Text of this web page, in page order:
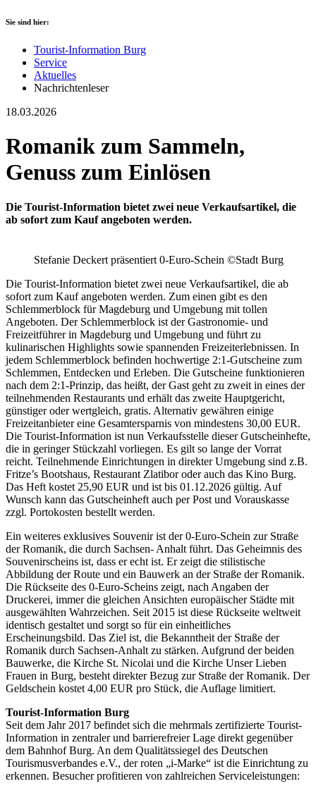
Sie sind hier:
Tourist-Information Burg
Service
Aktuelles
Nachrichtenleser
18.03.2026
Romanik zum Sammeln,
Genuss zum Einlösen
Die Tourist-Information bietet zwei neue Verkaufsartikel, die
ab sofort zum Kauf angeboten werden.
Stefanie Deckert präsentiert 0-Euro-Schein ©Stadt Burg
Die Tourist-Information bietet zwei neue Verkaufsartikel, die ab
sofort zum Kauf angeboten werden. Zum einen gibt es den
Schlemmerblock für Magdeburg und Umgebung mit tollen
Angeboten. Der Schlemmerblock ist der Gastronomie- und
Freizeitführer in Magdeburg und Umgebung und führt zu
kulinarischen Highlights sowie spannenden Freizeiterlebnissen. In
jedem Schlemmerblock befinden hochwertige 2:1-Gutscheine zum
Schlemmen, Entdecken und Erleben. Die Gutscheine funktionieren
nach dem 2:1-Prinzip, das heißt, der Gast geht zu zweit in eines der
teilnehmenden Restaurants und erhält das zweite Hauptgericht,
günstiger oder wertgleich, gratis. Alternativ gewähren einige
Freizeitanbieter eine Gesamtersparnis von mindestens 30,00 EUR.
Die Tourist-Information ist nun Verkaufsstelle dieser Gutscheinhefte,
die in geringer Stückzahl vorliegen. Es gilt so lange der Vorrat
reicht. Teilnehmende Einrichtungen in direkter Umgebung sind z.B.
Fritze’s Bootshaus, Restaurant Zlatibor oder auch das Kino Burg.
Das Heft kostet 25,90 EUR und ist bis 01.12.2026 gültig. Auf
Wunsch kann das Gutscheinheft auch per Post und Vorauskasse
zzgl. Portokosten bestellt werden.
Ein weiteres exklusives Souvenir ist der 0-Euro-Schein zur Straße
der Romanik, die durch Sachsen- Anhalt führt. Das Geheimnis des
Souvenirscheins ist, dass er echt ist. Er zeigt die stilistische
Abbildung der Route und ein Bauwerk an der Straße der Romanik.
Die Rückseite des 0-Euro-Scheins zeigt, nach Angaben der
Druckerei, immer die gleichen Ansichten europäischer Städte mit
ausgewählten Wahrzeichen. Seit 2015 ist diese Rückseite weltweit
identisch gestaltet und sorgt so für ein einheitliches
Erscheinungsbild. Das Ziel ist, die Bekanntheit der Straße der
Romanik durch Sachsen-Anhalt zu stärken. Aufgrund der beiden
Bauwerke, die Kirche St. Nicolai und die Kirche Unser Lieben
Frauen in Burg, besteht direkter Bezug zur Straße der Romanik. Der
Geldschein kostet 4,00 EUR pro Stück, die Auflage limitiert.
Tourist-Information Burg
Seit dem Jahr 2017 befindet sich die mehrmals zertifizierte Tourist-
Information in zentraler und barrierefreier Lage direkt gegenüber
dem Bahnhof Burg. An dem Qualitätssiegel des Deutschen
Tourismusverbandes e.V., der roten „i-Marke“ ist die Einrichtung zu
erkennen. Besucher profitieren von zahlreichen Serviceleistungen: